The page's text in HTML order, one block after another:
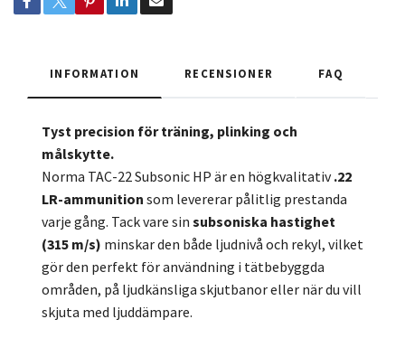
INFORMATION RECENSIONER FAQ
Tyst precision för träning, plinking och
målskytte.
Norma TAC-22 Subsonic HP är en högkvalitativ.22
LR-ammunition som levererar pålitlig prestanda
varje gång. Tack vare sin subsoniska hastighet
(315 m/s) minskar den både ljudnivå och rekyl, vilket
gör den perfekt för användning i tätbebyggda
områden, på ljudkänsliga skjutbanor eller när du vill
skjuta med ljuddämpare.